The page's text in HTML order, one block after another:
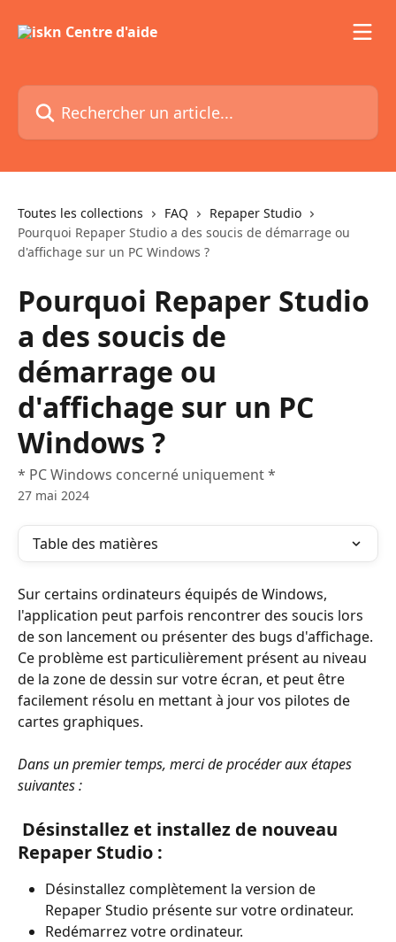
Rechercher un article...
Toutes les collections FAQ
Repaper Studio
Pourquoi Repaper Studio a des soucis de démarrage ou
d'affichage sur un PC Windows ?
Pourquoi Repaper Studio
a des soucis de
démarrage ou
d'affichage sur un PC
Windows ?
* PC Windows concerné uniquement *
27 mai 2024
Table des matières
Sur certains ordinateurs équipés de Windows,
l'application peut parfois rencontrer des soucis lors
de son lancement ou présenter des bugs d'affichage.
Ce problème est particulièrement présent au niveau
de la zone de dessin sur votre écran, et peut être
facilement résolu en mettant à jour vos pilotes de
cartes graphiques.
Dans un premier temps, merci de procéder aux étapes
suivantes :
Désinstallez et installez de nouveau
Repaper Studio :
Désinstallez complètement la version de
Repaper Studio présente sur votre ordinateur.
Redémarrez votre ordinateur.